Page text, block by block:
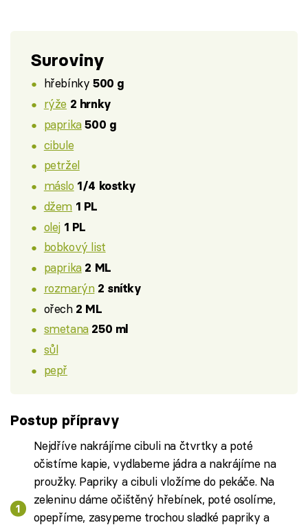
Suroviny
hřebínky 500 g
rýže 2 hrnky
paprika 500 g
cibule
petržel
máslo 1/4 kostky
džem 1 PL
olej 1 PL
bobkový list
paprika 2 ML
rozmarýn 2 snítky
ořech 2 ML
smetana 250 ml
sůl
pepř
Postup přípravy
Nejdříve nakrájíme cibuli na čtvrtky a poté
očistíme kapie, vydlabeme jádra a nakrájíme na
proužky. Papriky a cibuli vložíme do pekáče. Na
zeleninu dáme očištěný hřebínek, poté osolíme,
opepříme, zasypeme trochou sladké papriky a